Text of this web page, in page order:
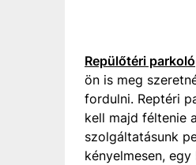
Repülőtéri parkoló
ön is meg
fordulni. Reptéri
kell majd féltenie
szolgáltatásunk
kényelmesen,